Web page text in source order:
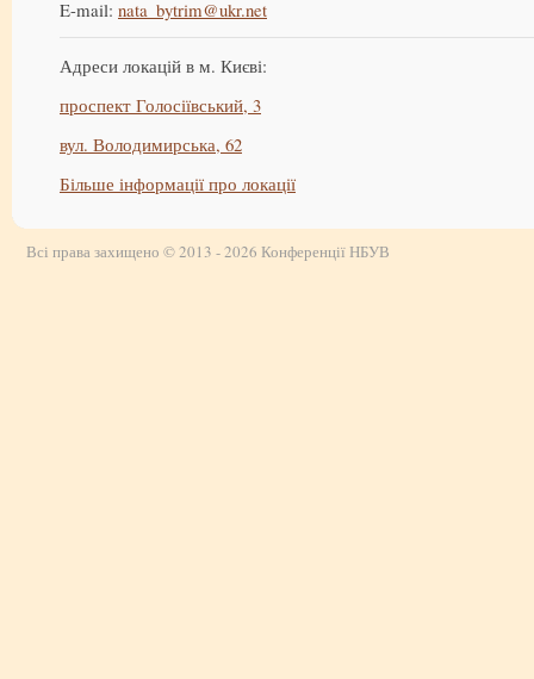
E-mail: nata_bytrim@ukr.net
Адреси локацій в м. Києві:
проспект Голосіївський, 3
вул. Володимирська, 62
Більше інформації про локації
Всі права захищено © 2013 - 2026 Конференції НБУВ